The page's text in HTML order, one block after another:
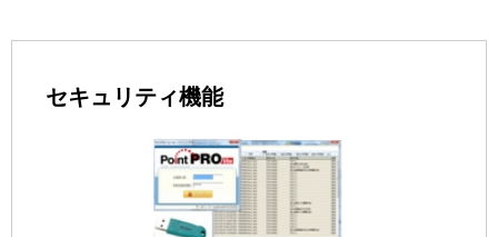
セキュリティ機能